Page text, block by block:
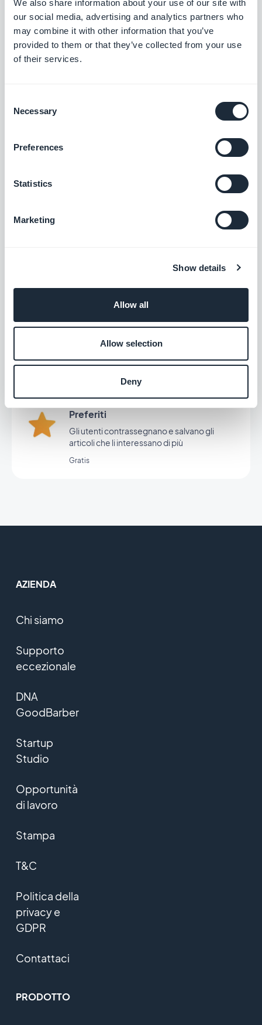
We also share information about your use of our site with
our social media, advertising and analytics partners who
may combine it with other information that you’ve
provided to them or that they’ve collected from your use
of their services.
Selection
Necessary
Preferences
Statistics
Marketing
Show details
Allow all
Allow selection
Deny
CMS Mappa
CMS Articoli
Gratis
Preferiti
Gli utenti contrassegnano e salvano gli
articoli che li interessano di più
Gratis
AZIENDA
Chi siamo
Supporto
eccezionale
DNA
GoodBarber
Startup
Studio
Opportunità
di lavoro
Stampa
T&C
Politica della
privacy e
GDPR
Contattaci
PRODOTTO